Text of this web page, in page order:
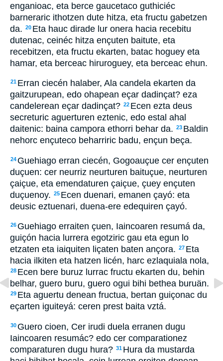
enganioac, eta berce gaucetaco guthiciéc
barneraric ithotzen dute hitza, eta fructu gabetzen
da. 20 Eta hauc dirade lur onera hacia recebitu
dutenac, ceinéc hitza ençuten baitute, eta
recebitzen, eta fructu ekarten, batac hoguey eta
hamar, eta berceac hiruroguey, eta berceac ehun.
21 Erran ciecén halaber, Ala candela ekarten da
gaitzurupean, edo ohapean eçar dadinçat? eza
candelerean eçar dadinçat? 22 Ecen ezta deus
secreturic aguerturen eztenic, edo estal ahal
daitenic: baina campora ethorri behar da. 23 Baldin
nehorc ençuteco beharriric badu, ençun beça.
24 Guehiago erran ciecén, Gogoauçue cer ençuten
duçuen: cer neurriz neurturen baituçue, neurturen
çaiçue, eta emendaturen çaiçue, çuey ençuten
duçuenoy. 25 Ecen duenari, emanen çayó: eta
deusic eztuenari, duena-ere edequiren çayó.
26 Guehiago erraiten çuen, Iaincoaren resumá da,
guiçón hacia lurrera egotziric gau eta egun lo
etzaten eta iaiquiten liçaten baten ançora. 27 Eta
hacia ilkiten eta hatzen licén, harc ezlaquiala nola,
28 Ecen bere buruz lurrac fructu ekarten du, behin
belhar, guero buru, guero ogui bihi bethea buruän.
29 Eta aguertu denean fructua, bertan guiçonac du
eçarten iguiteyá: ceren prest baita vztá.
30 Guero cioen, Cer irudi duela erranen dugu
Iaincoaren resumác? edo cer comparationez
comparaturen dugu hura? 31 Hura da mustarda